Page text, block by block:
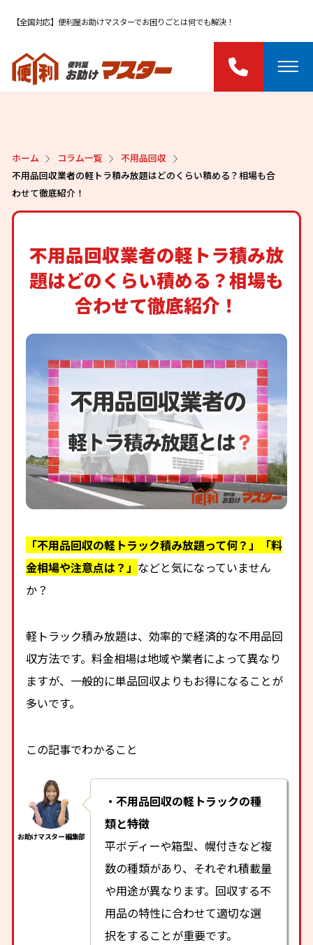
【全国対応】便利屋お助けマスターでお困りごとは何でも解決！
ホーム コラム一覧
不用品回収
不用品回収業者の軽トラ積み放題はどのくらい積める？相場も合
わせて徹底紹介！
不用品回収業者の軽トラ積み放
題はどのくらい積める？相場も
合わせて徹底紹介！
「不用品回収の軽トラック積み放題って何？」「料
金相場や注意点は？」 などと気になっていません
か？
軽トラック積み放題は、効率的で経済的な不用品回
収方法です。料金相場は地域や業者によって異なり
ますが、一般的に単品回収よりもお得になることが
多いです。
この記事でわかること
・不用品回収の軽トラックの種
類と特徴
平ボディーや箱型、幌付きなど複
数の種類があり、それぞれ積載量
や用途が異なります。回収する不
用品の特性に合わせて適切な選
択をすることが重要です。